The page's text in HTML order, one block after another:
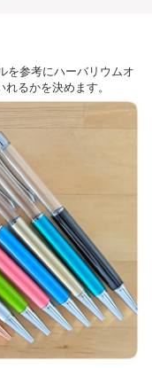
を参考にハーバリウムオ
るかを決めます。